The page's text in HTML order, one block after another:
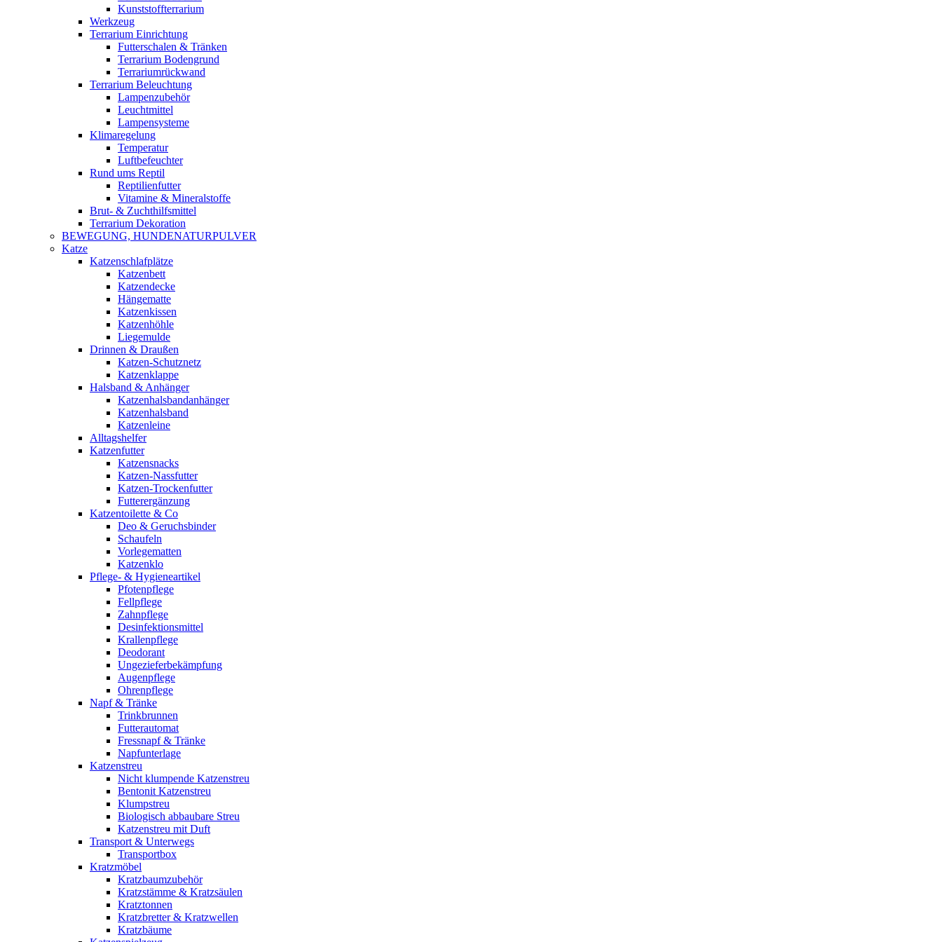
Kunststoffterrarium
Werkzeug
Terrarium Einrichtung
Futterschalen & Tränken
Terrarium Bodengrund
Terrariumrückwand
Terrarium Beleuchtung
Lampenzubehör
Leuchtmittel
Lampensysteme
Klimaregelung
Temperatur
Luftbefeuchter
Rund ums Reptil
Reptilienfutter
Vitamine & Mineralstoffe
Brut- & Zuchthilfsmittel
Terrarium Dekoration
BEWEGUNG, HUNDENATURPULVER
Katze
Katzenschlafplätze
Katzenbett
Katzendecke
Hängematte
Katzenkissen
Katzenhöhle
Liegemulde
Drinnen & Draußen
Katzen-Schutznetz
Katzenklappe
Halsband & Anhänger
Katzenhalsbandanhänger
Katzenhalsband
Katzenleine
Alltagshelfer
Katzenfutter
Katzensnacks
Katzen-Nassfutter
Katzen-Trockenfutter
Futterergänzung
Katzentoilette & Co
Deo & Geruchsbinder
Schaufeln
Vorlegematten
Katzenklo
Pflege- & Hygieneartikel
Pfotenpflege
Fellpflege
Zahnpflege
Desinfektionsmittel
Krallenpflege
Deodorant
Ungezieferbekämpfung
Augenpflege
Ohrenpflege
Napf & Tränke
Trinkbrunnen
Futterautomat
Fressnapf & Tränke
Napfunterlage
Katzenstreu
Nicht klumpende Katzenstreu
Bentonit Katzenstreu
Klumpstreu
Biologisch abbaubare Streu
Katzenstreu mit Duft
Transport & Unterwegs
Transportbox
Kratzmöbel
Kratzbaumzubehör
Kratzstämme & Kratzsäulen
Kratztonnen
Kratzbretter & Kratzwellen
Kratzbäume